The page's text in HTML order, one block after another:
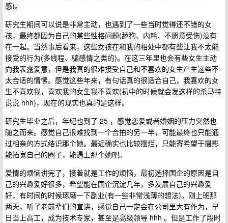
感)。
研究生期间可以说是非常主动，也遇到了一些当时觉得还不错的女
孩，最终都因为自己的某些性格问题(舔狗、内耗、不愿意受伤)没有
在一起。当然事后看来，这些女孩在和我的相处中都有些让我不太能
接受的行为(多线程、骗感情之类的)。在这三年里也会有些女生主动
向我表露爱意，但是我真的很难接受自己和不喜欢的女生产生这些不
太合适的情愫。感觉这些年来，有句话真的很适合自己，我喜欢的女
生不喜欢我，喜欢我的女生我不喜欢(初中的时候就会发这样的杀马特
说说 hhh)，现在的现实也真的是这样。
研究生毕业之后，年纪也到了 25 ，感觉恋爱或者婚姻的压力突然也
随之而来。感觉自己很难找到一个合拍的另一半，可能最终也只能通
过相亲的方式结识那个她。最近确实也比较摆烂，只能寄希望于摄影
能拓宽自己的圈子，能遇上那个她吧。
爱情的烦恼讲完了，接着就是工作的烦恼，最初选择国企的原因是自
己的兴趣爱好很多，希望能在国企沉淀几年，多发展自己的兴趣爱
好，有时间的时候琢磨一下副业(有一些非常浅薄的想法)。刚上班那
两天，听了老前辈们的宣讲，感觉自己一定会在公司里大有作为，早
日当上高工，成为技术专家，甚至是高级领导 hhh 。但是工作了段时